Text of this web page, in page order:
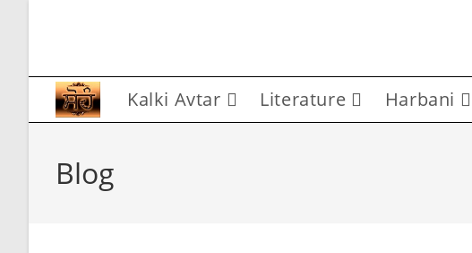
Kalki Avtar Literature Harbani
Blog